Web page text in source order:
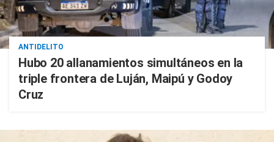
ANTIDELITO
Hubo 20 allanamientos simultáneos en la
triple frontera de Luján, Maipú y Godoy
Cruz